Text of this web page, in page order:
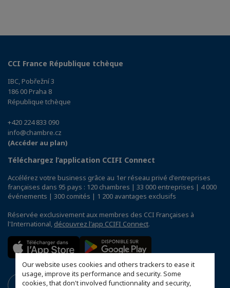
Our website uses cookies and others trackers to ease it
usage, improve its performance and security. Some
cookies, that don't involved functionnality and security,
CCI France République tchèque
IBC, Pobřežní 3
186 00 Praha 8
République tchèque
+420 224 833 090
info@chambre.cz
(Accéder au plan)
Téléchargez l’application CCIFI Connect
Accélérez votre business grâce au 1er réseau privé d'entreprises
françaises dans 95 pays : 120 chambres | 33 000 entreprises | 4 000
événements | 300 comités | 1 200 avantages exclusifs
Réservée exclusivement aux membres des CCI Françaises à
l'International, découvrez l'app CCIFI Connect.